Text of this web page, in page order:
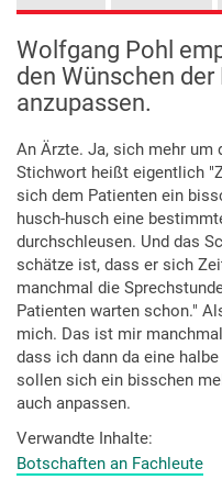
Wolfgang Pohl
den Wünschen
anzupassen.
An Ärzte. Ja, sich mehr um
Stichwort heißt eigentlich
sich dem Patienten ein
husch-husch eine
durchschleusen. Und das
schätze ist, dass er sich
manchmal die
Patienten warten schon."
mich. Das ist mir
dass ich dann da eine
sollen sich ein bisschen
auch anpassen.
Verwandte Inhalte
Botschaften an Fachleute